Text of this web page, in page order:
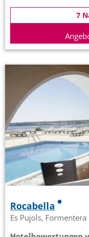
7
Rocabella
Es Pujols, Formentera